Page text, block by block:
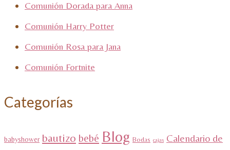
Comunión Dorada para Anna
Comunión Harry Potter
Comunión Rosa para Jana
Comunión Fortnite
Categorías
babyshower bautizo bebé Blog Bodas cajas Calendario de